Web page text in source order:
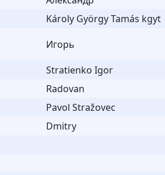
Károly György Tamás kgyt
Игорь
Stratienko Igor
Radovan
Pavol Stražovec
Dmitry